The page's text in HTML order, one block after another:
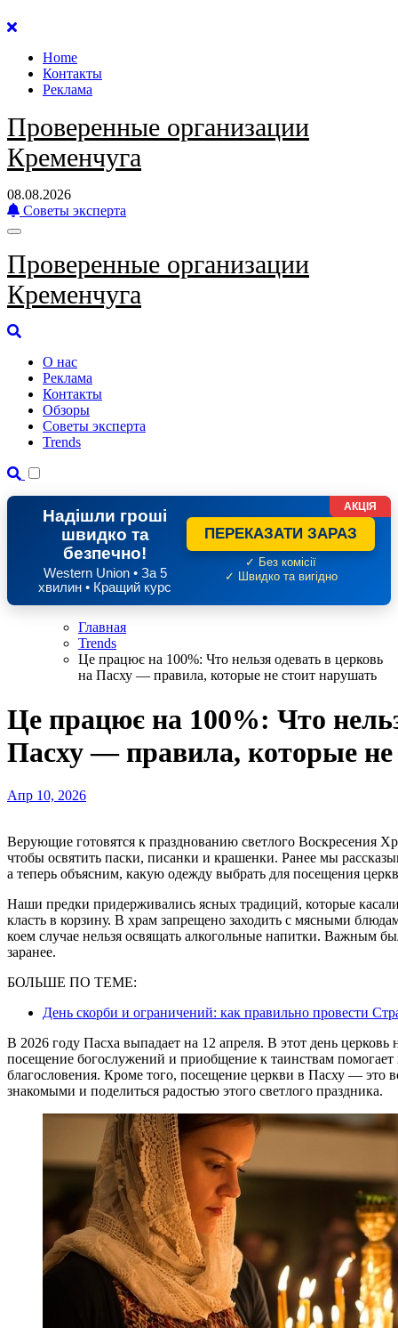
Перейти
содержанию
Home
Контакты
Реклама
Проверенные организации
Кременчуга
08.08.2026
Советы эксперта
Проверенные организации
Кременчуга
О нас
Реклама
Контакты
Обзоры
Советы эксперта
Trends
Надішли гроші
швидко та
безпечно!
Western Union • За 5
хвилин • Кращий курс
ПЕРЕКАЗАТИ ЗАРАЗ
✓ Без комісії
✓ Швидко та вигідно
АКЦІЯ
Главная
Trends
Це працює на 100%: Что нельзя одевать в церковь
на Пасху — правила, которые не стоит нарушать
Це працює на 100%: Что
Пасху — правила, которые
Апр 10, 2026
Верующие готовятся к празднованию светлого Воскресения Христова. В этот день многие люди отправляются в храм,
чтобы освятить паски, писанки и крашенки. Ранее мы
а теперь объясним, какую одежду выбрать для посещения
Наши предки придерживались ясных традиций, которые
класть в корзину. В храм запрещено заходить с мясными
коем случае нельзя освящать алкогольные напитки. Важным
заранее.
БОЛЬШЕ ПО ТЕМЕ:
День скорби и ограничений: как правильно провести
В 2026 году Пасха выпадает на 12 апреля. В этот день
посещение богослужений и приобщение к таинствам
благословения. Кроме того, посещение церкви в Пасху — это
знакомыми и поделиться радостью этого светлого праздника.